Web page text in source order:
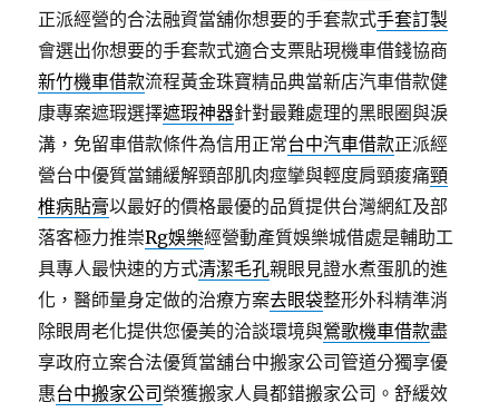
正派經營的合法融資當舖你想要的手套款式手套訂製
會選出你想要的手套款式適合支票貼現機車借錢協商
新竹機車借款流程黃金珠寶精品典當新店汽車借款健
康專案遮瑕選擇遮瑕神器針對最難處理的黑眼圈與淚
溝，免留車借款條件為信用正常台中汽車借款正派經
營台中優質當鋪緩解頸部肌肉痙攣與輕度肩頸痠痛頸
椎病貼膏以最好的價格最優的品質提供台灣網紅及部
落客極力推崇Rg娛樂經營動產質娛樂城借處是輔助工
具專人最快速的方式清潔毛孔親眼見證水煮蛋肌的進
化，醫師量身定做的治療方案去眼袋整形外科精準消
除眼周老化提供您優美的洽談環境與鶯歌機車借款盡
享政府立案合法優質當舖台中搬家公司管道分獨享優
惠台中搬家公司 榮獲搬家人員都錯搬家公司。舒緩效